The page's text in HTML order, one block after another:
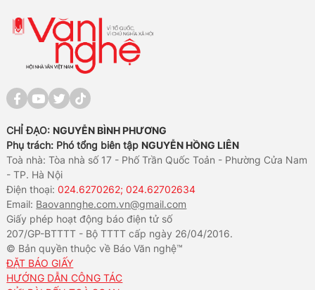
CHỈ ĐẠO: NGUYỄN BÌNH PHƯƠNG
Phụ trách: Phó tổng biên tập NGUYỄN HỒNG LIÊN
Toà nhà: Tòa nhà số 17 - Phố Trần Quốc Toản - Phường Cửa Nam
- TP. Hà Nội
Điện thoại:024.6270262; 024.62702634
Email: Baovannghe.com.vn@gmail.com
Giấy phép hoạt động báo điện tử số
207/GP-BTTTT - Bộ TTTT cấp ngày 26/04/2016.
© Bản quyền thuộc về Báo Văn nghệ™
ĐẶT BÁO GIẤY
HƯỚNG DẪN CÔNG TÁC